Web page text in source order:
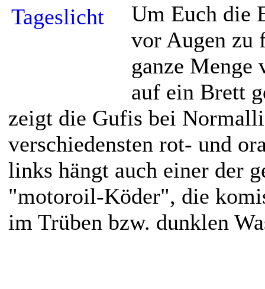
Um Euch die
vor Augen zu
ganze Menge
auf ein Brett
zeigt die Gufis bei
verschiedensten rot- und
links hängt auch einer der
"motoroil-Köder", die
im Trüben bzw. dunklen